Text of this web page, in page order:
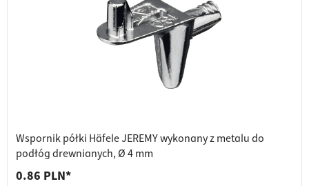
Wspornik półki Häfele JEREMY wykonany z metalu do
podłóg drewnianych, Ø 4 mm
0.86 PLN*